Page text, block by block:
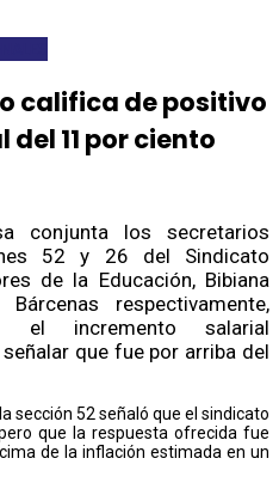
califica de positivo
11 por ciento
conjunta los secretarios
52 y 26 del Sindicato
de la Educación, Bibiana
respectivamente,
el incremento salarial
que fue por arriba del
sección 52 señaló que el sindicato
que la respuesta ofrecida fue
de la inflación estimada en un